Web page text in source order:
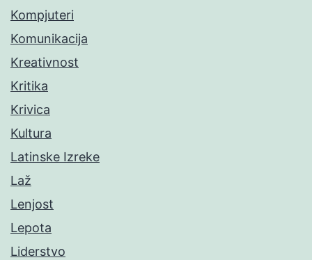
Kompjuteri
Komunikacija
Kreativnost
Kritika
Krivica
Kultura
Latinske Izreke
Laž
Lenjost
Lepota
Liderstvo